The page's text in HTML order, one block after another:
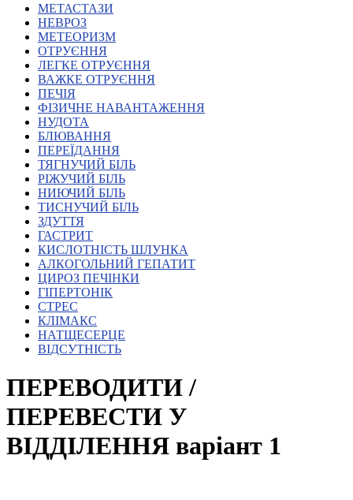
Харківська область
Херсонська область
Хмельницька область
Черкаська область
Чернівецька область
Чернігівська область
питань укладення договорів
Вивчаємо жестову мову
Дитяча сторінка
Новини про жестову мову
Ресурс для вивчення жестових мов різних країн
ЦУЖМ
Проєкт "Жестова мова для поліцейських"
Про шахрайські схеми
ВІКТОРИНА
На допомогу військовим
Медична термінологія жестовою мовою
Нормативна база УТОГ
Конвенція ООН
Законодавство
Декларації
Міжнародні документи
МЕТАСТАЗИ
НЕВРОЗ
МЕТЕОРИЗМ
ОТРУЄННЯ
ЛЕГКЕ ОТРУЄННЯ
ВАЖКЕ ОТРУЄННЯ
ПЕЧІЯ
ФІЗИЧНЕ НАВАНТАЖЕННЯ
НУДОТА
БЛЮВАННЯ
ПЕРЕЇДАННЯ
ТЯГНУЧИЙ БІЛЬ
РІЖУЧИЙ БІЛЬ
НИЮЧИЙ БІЛЬ
ТИСНУЧИЙ БІЛЬ
ЗДУТТЯ
ГАСТРИТ
КИСЛОТНІСТЬ ШЛУНКА
АЛКОГОЛЬНИЙ ГЕПАТИТ
ЦИРОЗ ПЕЧІНКИ
ГІПЕРТОНІК
СТРЕС
КЛІМАКС
НАТЩЕСЕРЦЕ
ВІДСУТНІСТЬ
ПЕРЕВОДИТИ /
ПЕРЕВЕСТИ У
ВІДДІЛЕННЯ варіант 1